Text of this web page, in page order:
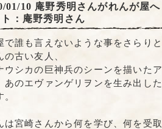
01/10 庵野秀明さんがれんが屋
：庵野秀明さん
で誰も言えないような事をさらり
の古い友人、
ウシカの巨神兵のシーンを描いた
あのエヴァンゲリヲンを生み出し
は宮崎さんから何を学び、何を受